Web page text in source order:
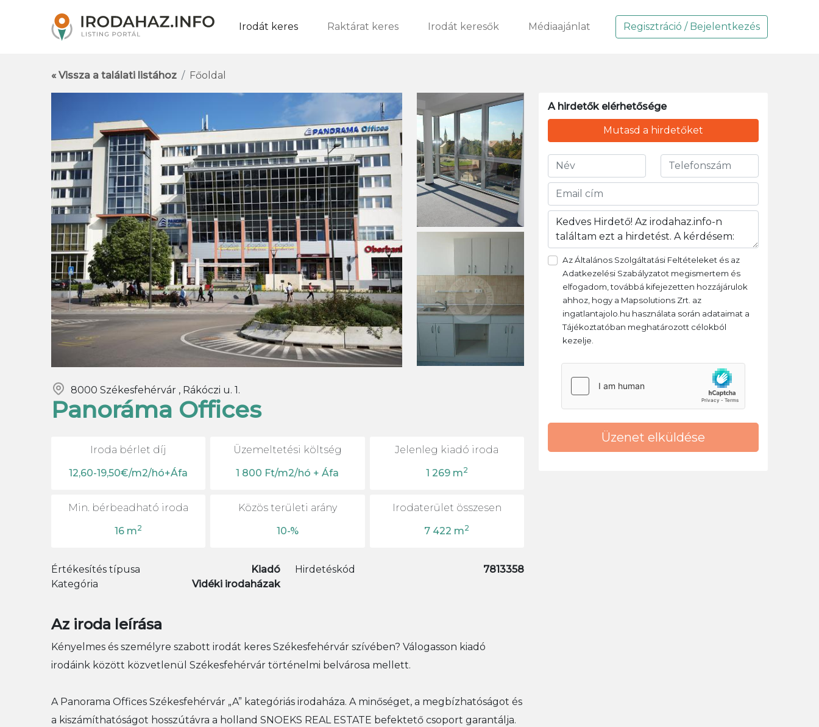
Irodát keres Raktárat keres Irodát keresők Médiaajánlat Regisztráció / Bejelentkezés
« Vissza a találati listához Főoldal
8000 Székesfehérvár , Rákóczi u. 1.
Panoráma Offices
Iroda bérlet díj
12,60-19,50€/m2/hó+Áfa
Üzemeltetési költség
1 800 Ft/m2/hó + Áfa
Jelenleg kiadó iroda
1 269 m2
Min. bérbeadható iroda
16 m2
Közös területi arány
10-%
Irodaterület összesen
7 422 m2
Értékesítés típusa
Kiadó
Kategória
Vidéki irodaházak
Hirdetéskód 7813358
Az iroda leírása
Kényelmes és személyre szabott irodát keres Székesfehérvár szívében? Válogasson kiadó
irodáink között közvetlenül Székesfehérvár történelmi belvárosa mellett.
A Panorama Offices Székesfehérvár „A” kategóriás irodaháza. A minőséget, a megbízhatóságot és
a kiszámíthatóságot hosszútávra a holland SNOEKS REAL ESTATE befektető csoport garantálja.
A hirdetők elérhetősége
Mutasd a hirdetőket
Az Általános Szolgáltatási Feltételeket és az
Adatkezelési Szabályzatot megismertem és
elfogadom, továbbá kifejezetten hozzájárulok
ahhoz, hogy a Mapsolutions Zrt. az
ingatlantajolo.hu használata során adataimat a
Tájékoztatóban meghatározott célokból
kezelje.
Üzenet elküldése